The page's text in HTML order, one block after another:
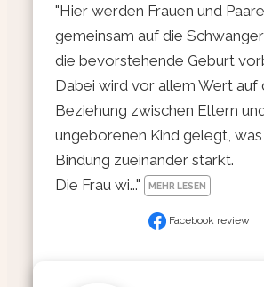
"Hier werden Frauen und Paare
gemeinsam auf die
die bevorstehende Geburt
Dabei wird vor allem Wert auf
Beziehung zwischen Eltern
ungeborenen Kind gelegt,
Bindung zueinander stärkt.
Die Frau wi..."
MEHR LESEN
Facebook review